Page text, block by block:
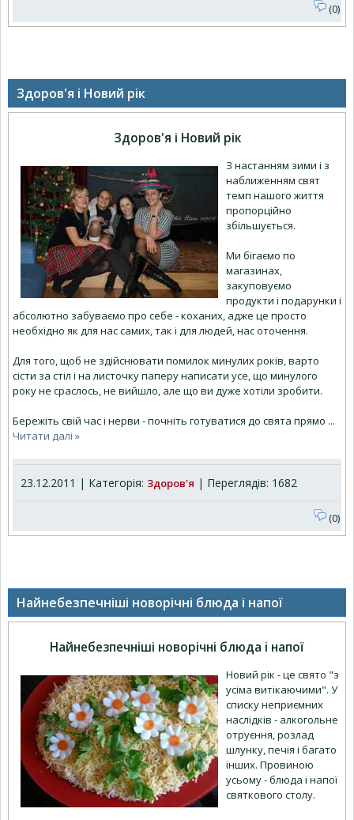
(0)
Здоров'я і Новий рік
Здоров'я і Новий рік
З настанням зими і з
наближенням свят
темп нашого життя
пропорційно
збільшується.
Ми бігаємо по
магазинах,
закуповуємо
продукти і подарунки і
абсолютно забуваємо про себе - коханих, адже це просто
необхідно як для нас самих, так і для людей, нас оточення.
Для того, щоб не здійснювати помилок минулих років, варто
сісти за стіл і на листочку паперу написати усе, що минулого
року не сраслось, не вийшло, але що ви дуже хотіли зробити.
Бережіть свій час і нерви - почніть готуватися до свята прямо ...
Читати далі »
23.12.2011 | Категорія: Здоров'я | Переглядів: 1682
(0)
Найнебезпечніші новорічні блюда і напої
Найнебезпечніші новорічні блюда і напої
Новий рік - це свято "з
усіма витікаючими". У
списку неприємних
наслідків - алкогольне
отруєння, розлад
шлунку, печія і багато
інших. Провиною
усьому - блюда і напої
святкового столу.